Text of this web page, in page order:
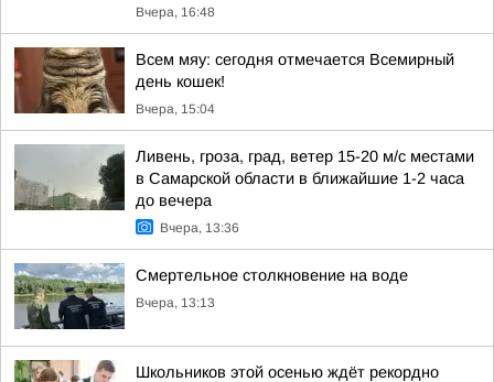
Вчера, 16:48
Всем мяу: сегодня отмечается Всемирный
день кошек!
Вчера, 15:04
Ливень, гроза, град, ветер 15-20 м/с местами
в Самарской области в ближайшие 1-2 часа
до вечера
Вчера, 13:36
Смертельное столкновение на воде
Вчера, 13:13
Школьников этой осенью ждёт рекордно